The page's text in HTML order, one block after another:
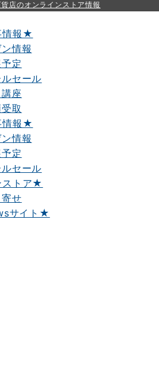
店のオンラインストア情報
情報★
情報
定
セール
座
取
情報★
情報
定
セール
ストア★
せ
サイト★